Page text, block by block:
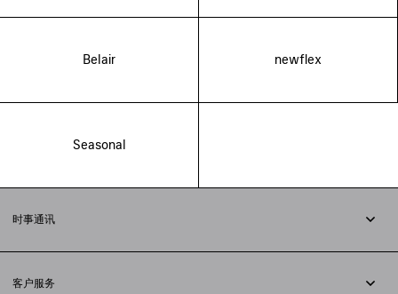
Belair newflex
Seasonal
时事通讯
客户服务